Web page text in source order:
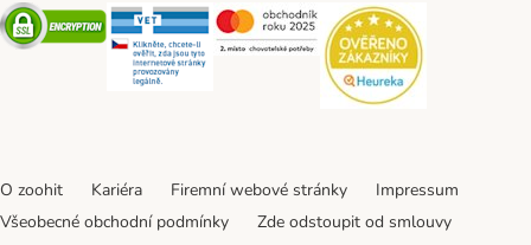
Security Security Security
O zoohit Kariéra Firemní webové stránky
Impressum
Všeobecné obchodní podmínky
Zde odstoupit od smlouvy